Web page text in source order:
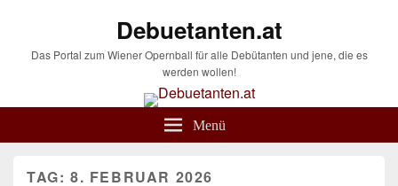
Debuetanten.at
Das Portal zum Wiener Opernball für alle Debütanten und jene, die es
werden wollen!
Menü
TAG: 8. FEBRUAR 2026